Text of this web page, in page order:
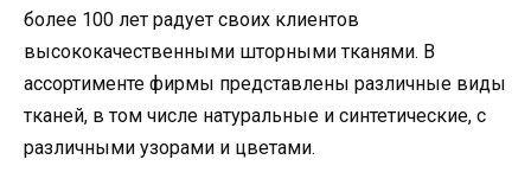
более 100 лет радует своих клиентов
высококачественными шторными тканями. В
ассортименте фирмы представлены различные виды
тканей, в том числе натуральные и синтетические, с
различными узорами и цветами.